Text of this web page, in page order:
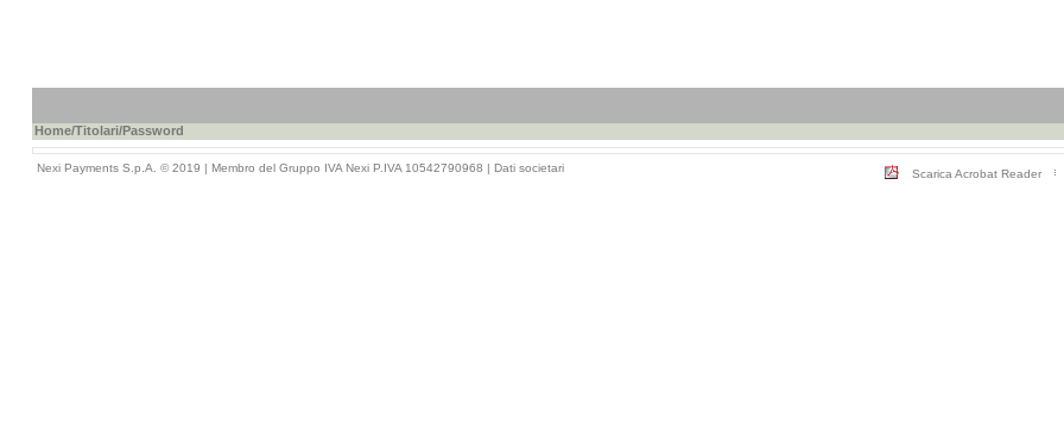
Home/Titolari/Password
Nexi Payments S.p.A. © 2019 | Membro del Gruppo IVA Nexi P.IVA 10542790968 | Dati societari Scarica Acrobat Reader